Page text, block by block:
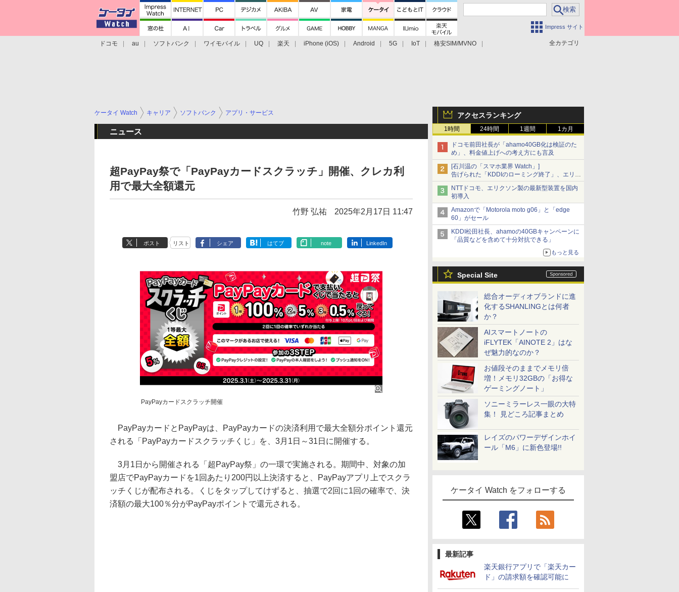
Impress サイト
全カテゴリ
ドコモ au ソフトバンク ワイモバイル UQ 楽天 iPhone (iOS) Android 5G IoT
格安SIM/MVNO
アクセスランキング
1時間 24時間 1週間 1カ月
ドコモ前田社長が「ahamo40GB化は検証のた
め」、料金値上げへの考え方にも言及
[石川温の「スマホ業界 Watch」]
告げられた「KDDIのローミング終了」、エリア
マップの落とし穴と楽天モバイルの課題
NTTドコモ、エリクソン製の最新型装置を国内
初導入
Amazonで「Motorola moto g06」と「edge
60」がセール
KDDI松田社長、ahamoの40GBキャンペーンに
「品質などを含めて十分対抗できる」
もっと見る
Special Site
総合オーディオブランドに進
化するSHANLINGとは何者
か？
AIスマートノートの
iFLYTEK「AINOTE 2」はな
ぜ魅力的なのか？
お値段そのままでメモリ倍
増！メモリ32GBの「お得な
ゲーミングノート」
ソニーミラーレス一眼の大特
集！ 見どころ記事まとめ
レイズのパワーデザインホイ
ール「M6」に新色登場!!
ケータイ Watch をフォローする
最新記事
楽天銀行アプリで「楽天カー
ド」の請求額を確認可能に
ケータイ Watch キャリア ソフトバンク アプリ・サービス
ニュース
超PayPay祭で「PayPayカードスクラッチ」開催、クレカ利
用で最大全額還元
竹野 弘祐 2025年2月17日 11:47
ポスト リスト シェア はてブ note LinkedIn
PayPayカードスクラッチ開催
PayPayカードとPayPayは、PayPayカードの決済利用で最大全額分ポイント還元
される「PayPayカードスクラッチくじ」を、3月1日～31日に開催する。
3月1日から開催される「超PayPay祭」の一環で実施される。期間中、対象の加
盟店でPayPayカードを1回あたり200円以上決済すると、PayPayアプリ上でスクラ
ッチくじが配布される。くじをタップしてけずると、抽選で2回に1回の確率で、決
済額の最大100％分がPayPayポイントで還元される。